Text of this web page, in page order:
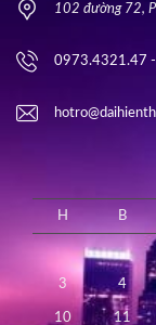
102 đường 72,
0973.4321.47
H B
3 4
10 11